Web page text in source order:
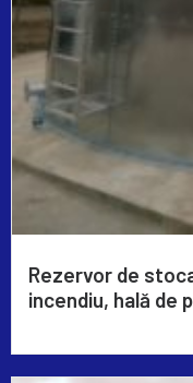
Rezervor de
incendiu, hală de